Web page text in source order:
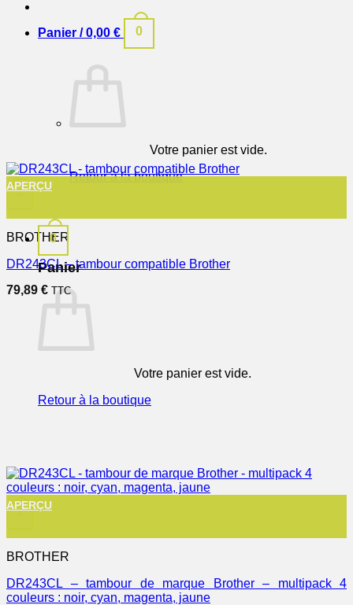
Panier /0,00 € 0
Votre panier est vide.
Retour à la boutique
0
Panier
Votre panier est vide.
Retour à la boutique
+
APERÇU
BROTHER
DR243CL – tambour compatible Brother
79,89 € TTC
+
APERÇU
BROTHER
DR243CL – tambour de marque Brother – multipack 4
couleurs : noir, cyan, magenta, jaune